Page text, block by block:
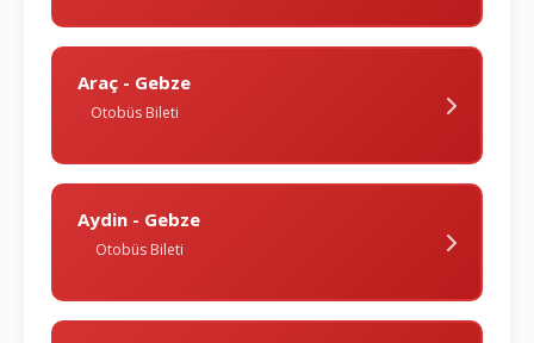
Araç - Gebze
Otobüs Bileti
Aydin - Gebze
Otobüs Bileti